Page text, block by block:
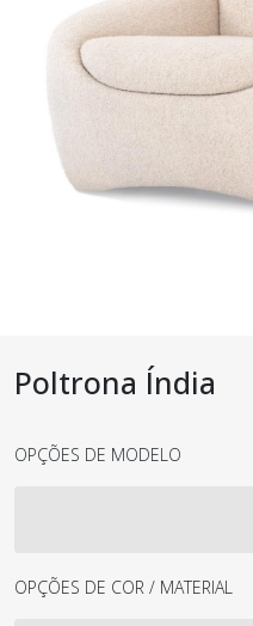
Poltrona Índia
OPÇÕES DE MODELO
OPÇÕES DE COR / MATERIAL